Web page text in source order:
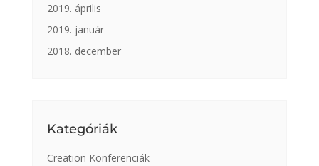
2019. április
2019. január
2018. december
Kategóriák
Creation Konferenciák